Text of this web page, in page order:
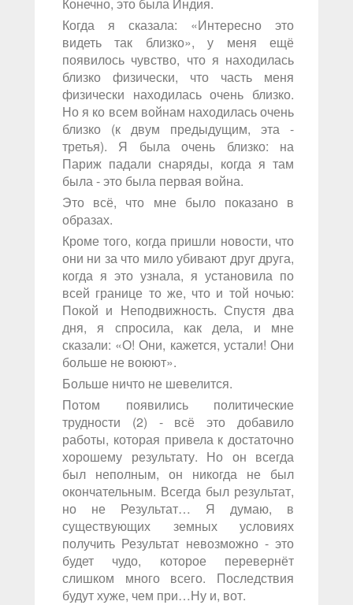
Когда я сказала: «Интересно это
видеть так близко», у меня ещё
появилось чувство, что я находилась
близко физически, что часть меня
физически находилась очень близко.
Но я ко всем войнам находилась очень
близко (к двум предыдущим, эта -
третья). Я была очень близко: на
Париж падали снаряды, когда я там
была - это была первая война.
Это всё, что мне было показано в
образах.
Кроме того, когда пришли новости, что
они ни за что мило убивают друг друга,
когда я это узнала, я установила по
всей границе то же, что и той ночью:
Покой и Неподвижность. Спустя два
дня, я спросила, как дела, и мне
сказали: «О! Они, кажется, устали! Они
больше не воюют».
Больше ничто не шевелится.
Потом появились политические
трудности (2) - всё это добавило
работы, которая привела к достаточно
хорошему результату. Но он всегда
был неполным, он никогда не был
окончательным. Всегда был результат,
но не Результат… Я думаю, в
существующих земных условиях
получить Результат невозможно - это
будет чудо, которое перевернёт
слишком много всего. Последствия
будут хуже, чем при…Ну и, вот.